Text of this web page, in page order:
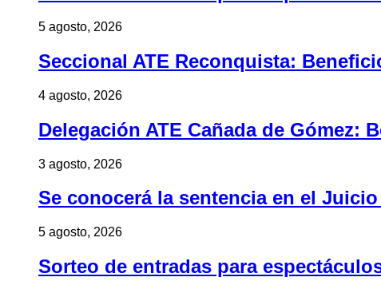
5 agosto, 2026
Seccional ATE Reconquista:
4 agosto, 2026
Delegación ATE Cañada de Gómez:
3 agosto, 2026
Se conocerá la sentencia en el
5 agosto, 2026
Sorteo de entradas para